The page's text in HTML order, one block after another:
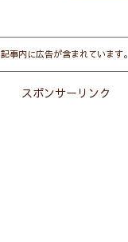
記事内に広告が含まれています。
スポンサーリンク